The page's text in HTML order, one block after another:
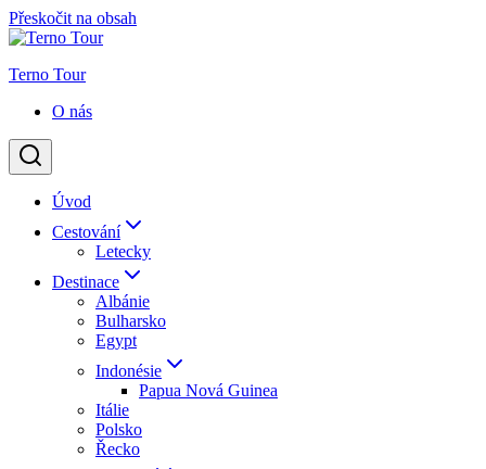
Přeskočit na obsah
Terno Tour
O nás
Úvod
Cestování
Letecky
Destinace
Albánie
Bulharsko
Egypt
Indonésie
Papua Nová Guinea
Itálie
Polsko
Řecko